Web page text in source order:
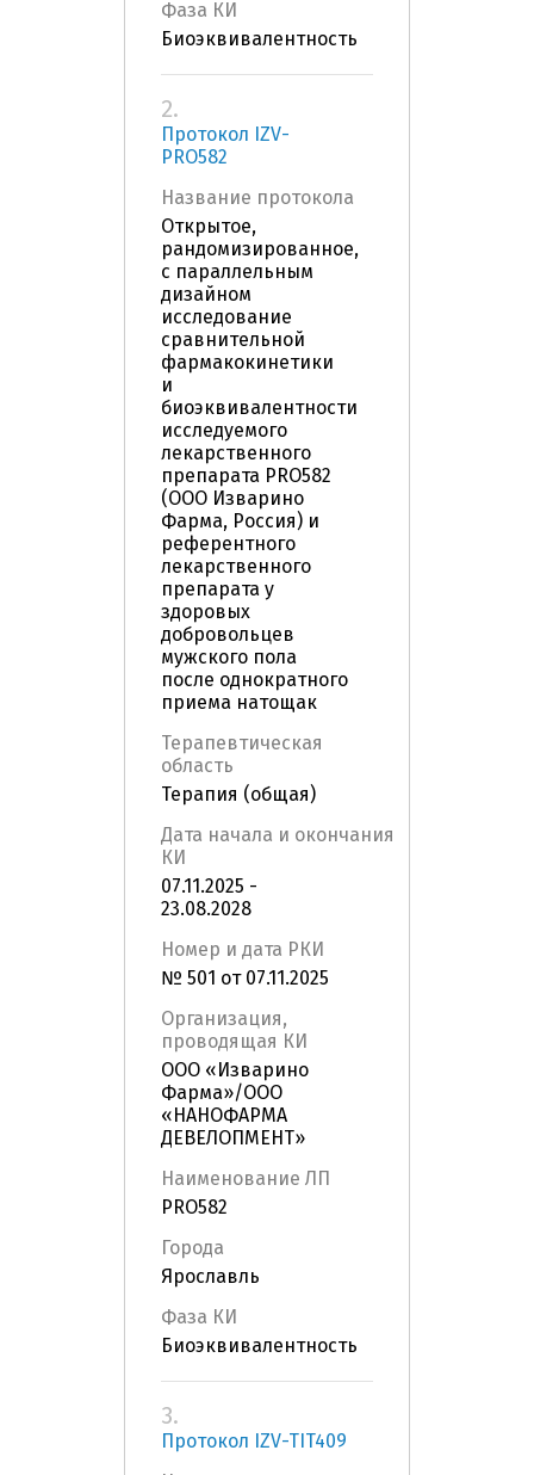
Фаза КИ
Биоэквивалентность
2.
Протокол IZV-
PRO582
Название протокола
Открытое,
рандомизированное,
с параллельным
дизайном
исследование
сравнительной
фармакокинетики
и
биоэквивалентности
исследуемого
лекарственного
препарата PRO582
(ООО Изварино
Фарма, Россия) и
референтного
лекарственного
препарата у
здоровых
добровольцев
мужского пола
после однократного
приема натощак
Терапевтическая
область
Терапия (общая)
Дата начала и окончания
КИ
07.11.2025 -
23.08.2028
Номер и дата РКИ
№ 501 от 07.11.2025
Организация,
проводящая КИ
ООО «Изварино
Фарма»/ООО
«НАНОФАРМА
ДЕВЕЛОПМЕНТ»
Наименование ЛП
PRO582
Города
Ярославль
Фаза КИ
Биоэквивалентность
3.
Протокол IZV-TIT409